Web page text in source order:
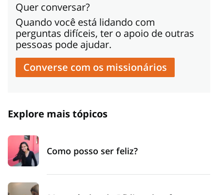
Quer conversar?
Quando você está lidando com
perguntas difíceis, ter o apoio de outras
pessoas pode ajudar.
Converse com os missionários
Explore mais tópicos
Como posso ser feliz?